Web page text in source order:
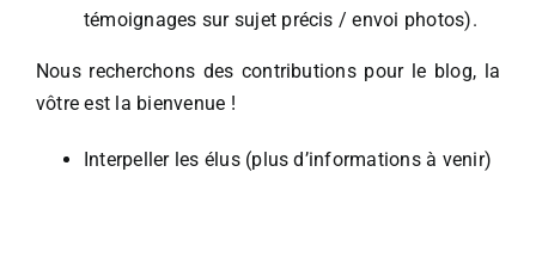
témoignages sur sujet précis / envoi photos).
Nous recherchons des contributions pour le blog, la
vôtre est la bienvenue !
Interpeller les élus (plus d’informations à venir)